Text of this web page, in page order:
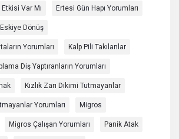
Etkisi Var Mı Ertesi Gün Hapı Yorumları
Dönüş
Yorumları Kalp Pili Takılanlar
Diş Yaptıranların Yorumları
Kızlık Zarı Dikimi Tutmayanlar
Yorumları Migros
Migros Çalışan Yorumları Panik Atak